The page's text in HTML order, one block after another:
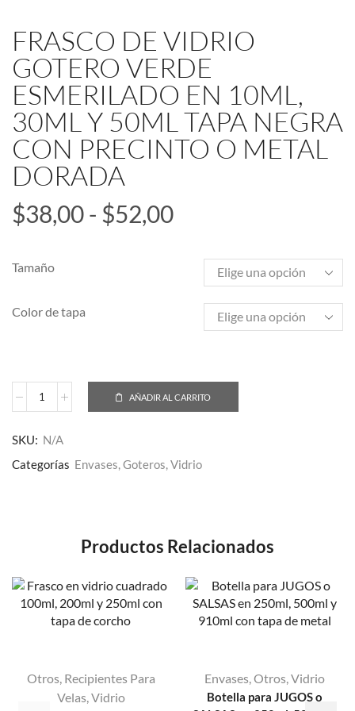
FRASCO DE VIDRIO
GOTERO VERDE
ESMERILADO EN 10ML,
30ML Y 50ML TAPA NEGRA
CON PRECINTO O METAL
DORADA
$38,00- $52,00
Tamaño
Color de tapa
AÑADIR AL CARRITO
SKU: N/A
Categorías Envases,Goteros,Vidrio
Productos Relacionados
Otros, Recipientes Para
Velas,Vidrio
Envases,Otros,Vidrio
Botella para JUGOS o